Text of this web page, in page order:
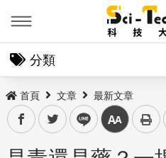
分類
首頁 文章 最新文章
facebooktwitter line 中